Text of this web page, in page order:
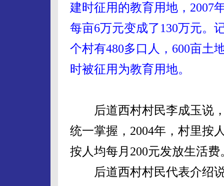
建时征用的教育用地，2007
每亩6万元变成了130万元。
个村有480多口人，600亩土
时被征用为教育用地。
后道西村村民李成玉说，
统一掌握，2004年，村里按
按人均每月200元发放生活费
后道西村村民代表介绍说